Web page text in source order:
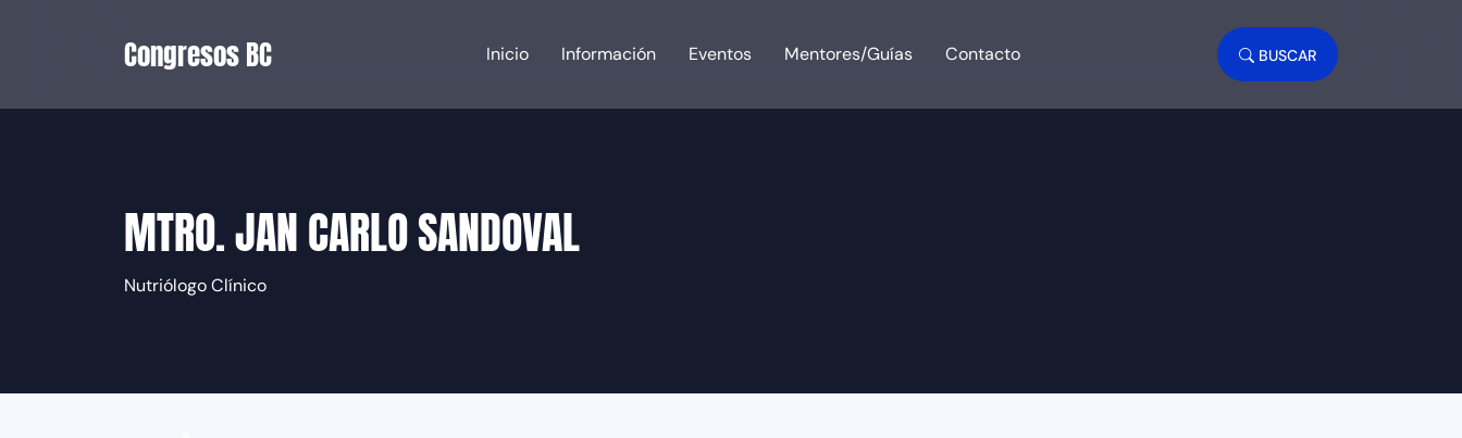
Congresos BC Inicio Información Eventos Mentores/Guías Contacto BUSCAR
MTRO. JAN CARLO SANDOVAL
Nutriólogo Clínico